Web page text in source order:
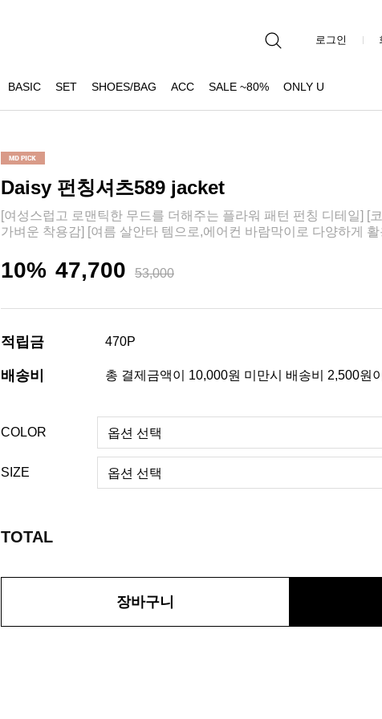
로그인
BASIC SET SHOES/BAG ACC SALE ~80% ONLY U
Daisy 펀칭셔츠589 jacket
[여성스럽고 로맨틱한 무드를 더해주는 플라워 패턴 펀칭 디테일] [
가벼운 착용감] [여름 살안타 템으로,에어컨 바람막이로 다양하게
10% 47,700 53,000
적립금 470P
배송비 총 결제금액이 10,000원 미만시 배송비 2,500원
COLOR
SIZE
TOTAL
장바구니